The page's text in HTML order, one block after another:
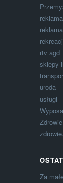
reklama
rtv agd
sklepy
uroda
usługi
Zdrowie
Za